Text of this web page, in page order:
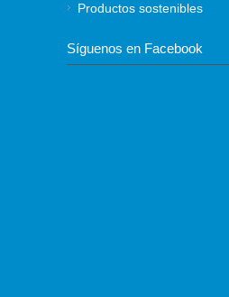
Productos sostenibles
Síguenos en Facebook